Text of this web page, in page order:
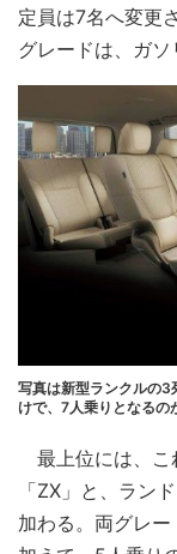
定員は7名へ変更
グレードは、ガソ
写真は新型ランクルの3
けで、7人乗りとなるの
最上位には、こ
「ZX」と、ラン
加わる。両グレ